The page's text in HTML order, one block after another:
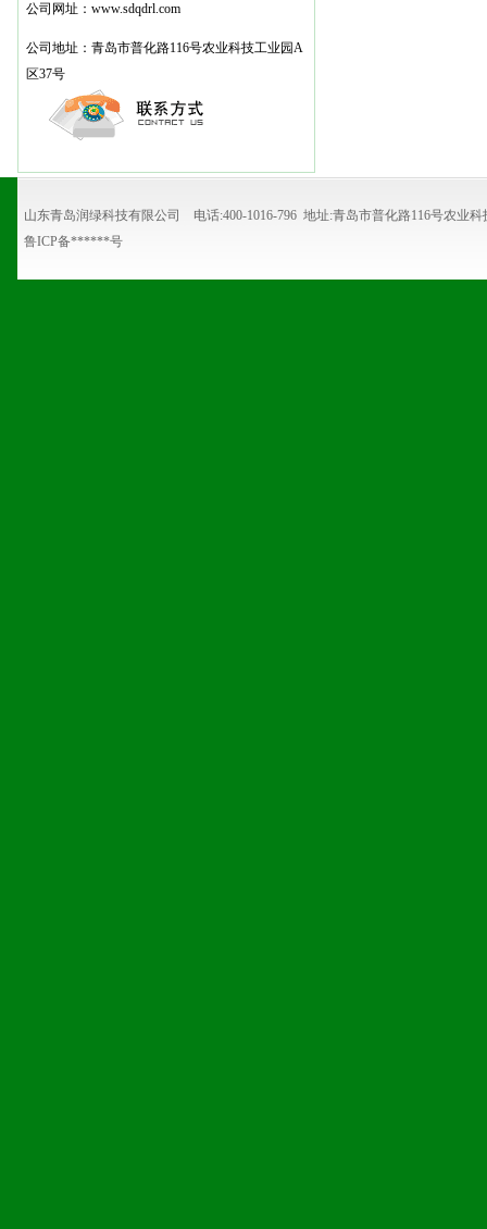
公司网址： www.sdqdrl.com
公司地址：青岛市普化路116号农业科技工业园A
区37号
山东青岛润绿科技有限公司 电话:400-1016-796 地址:青岛市普化路116号农业
鲁ICP备******号